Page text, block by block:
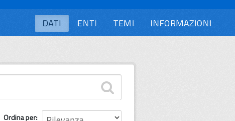
DATI ENTI TEMI INFORMAZIONI
Ordina per